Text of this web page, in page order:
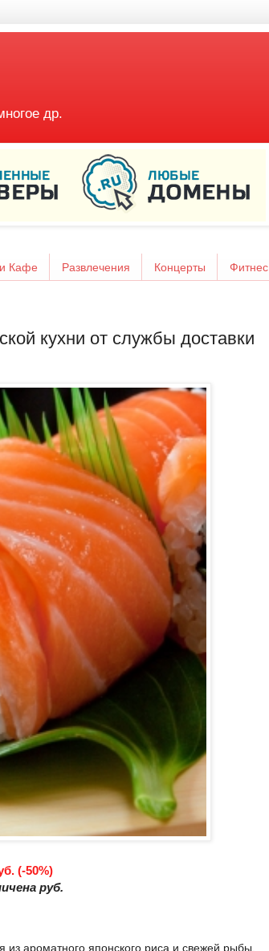
др.
Кафе Развлечения Концерты Фитнес
кухни от службы доставки
(-50%)
руб.
ароматного японского риса и свежей рыбы,